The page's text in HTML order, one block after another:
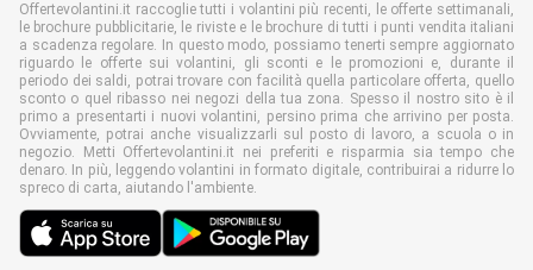
Offertevolantini.it raccoglie tutti i volantini più recenti, le offerte settimanali,
le brochure pubblicitarie, le riviste e le brochure di tutti i punti vendita italiani
a scadenza regolare. In questo modo, possiamo tenerti sempre aggiornato
riguardo le offerte sui volantini, gli sconti e le promozioni e, durante il
periodo dei saldi, potrai trovare con facilità quella particolare offerta, quello
sconto o quel ribasso nei negozi della tua zona. Spesso il nostro sito è il
primo a presentarti i nuovi volantini, persino prima che arrivino per posta.
Ovviamente, potrai anche visualizzarli sul posto di lavoro, a scuola o in
negozio. Metti Offertevolantini.it nei preferiti e risparmia sia tempo che
denaro. In più, leggendo volantini in formato digitale, contribuirai a ridurre lo
spreco di carta, aiutando l'ambiente.